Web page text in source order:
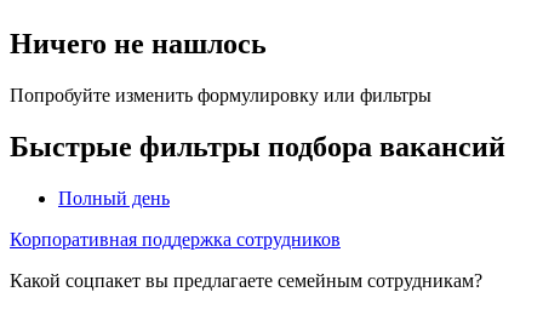
Ничего не нашлось
Попробуйте изменить формулировку или фильтры
Быстрые фильтры подбора вакансий
Полный день
Корпоративная поддержка сотрудников
Какой соцпакет вы предлагаете семейным сотрудникам?